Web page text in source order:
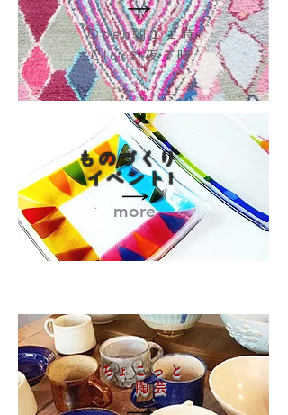
Open朝１１時
Close 夜７時
​ものづくり
イベント!
​more
​ちょこっと
​ 陶芸